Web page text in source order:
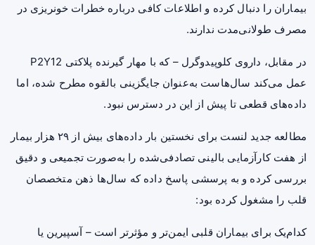
بیماران را دنبال کرده و اطلاعات کافی درباره خطرات خونریزی در
مصرف طولانی‌مدت ندارند.
در مقابل، داروی کلوپیدوگرل – که با مهار گیرنده پلاکتی P2Y12
عمل می‌کند سال‌هاست به‌عنوان جایگزینی بالقوه مطرح شده، اما
داده‌های قطعی تا پیش از این در دسترس نبود.
مطالعه جدید لنست برای نخستین بار داده‌های بیش از ۲۹ هزار بیمار
از هفت کارآزمایی بالینی تصادفی‌شده را به‌صورت تجمیعی و دقیق
بررسی کرده و به پرسشی پاسخ داده که سال‌ها ذهن متخصصان
قلب را مشغول کرده بود:
کدام‌یک برای بیماران قلبی ایمن‌تر و مؤثرتر است – آسپیرین یا